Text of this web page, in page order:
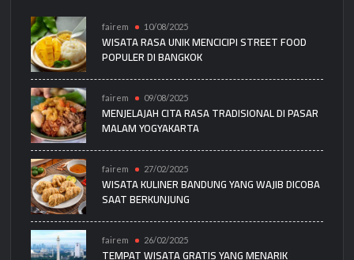
fairem 10/08/2025
WISATA RASA UNIK MENCICIPI STREET FOOD
POPULER DI BANGKOK
fairem 09/08/2025
MENJELAJAH CITA RASA TRADISIONAL DI PASAR
MALAM YOGYAKARTA
fairem 27/02/2025
WISATA KULINER BANDUNG YANG WAJIB DICOBA
SAAT BERKUNJUNG
fairem 26/02/2025
TEMPAT WISATA GRATIS YANG MENARIK